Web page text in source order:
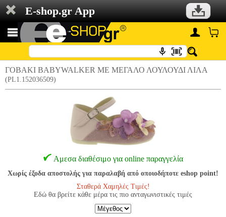
E-shop.gr App
ΓΟΒΑΚΙ BABYWALKER ΜΕ ΜΕΓΑΛΟ ΛΟΥΛΟΥΔΙ ΛΙΛΑ
(PL1.152036509)
Αμεσα διαθέσιμο για online παραγγελία
Χωρίς έξοδα αποστολής για παραλαβή από οποιοδήποτε eshop point!
Σταθερά Χαμηλές Τιμές!
Εδώ θα βρείτε κάθε μέρα τις πιο ανταγωνιστικές τιμές